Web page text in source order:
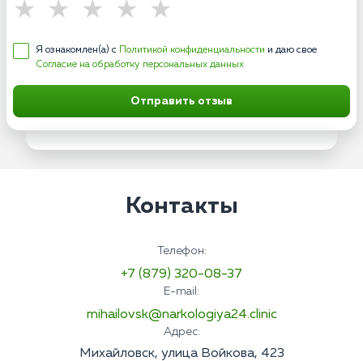
Я ознакомлен(а) с Политикой конфиденциальности и даю свое
Согласие на обработку персональных данных
Отправить отзыв
Контакты
Телефон:
+7 (879) 320-08-37
E-mail:
mihailovsk@narkologiya24.clinic
Адрес:
Михайловск, улица Войкова, 423